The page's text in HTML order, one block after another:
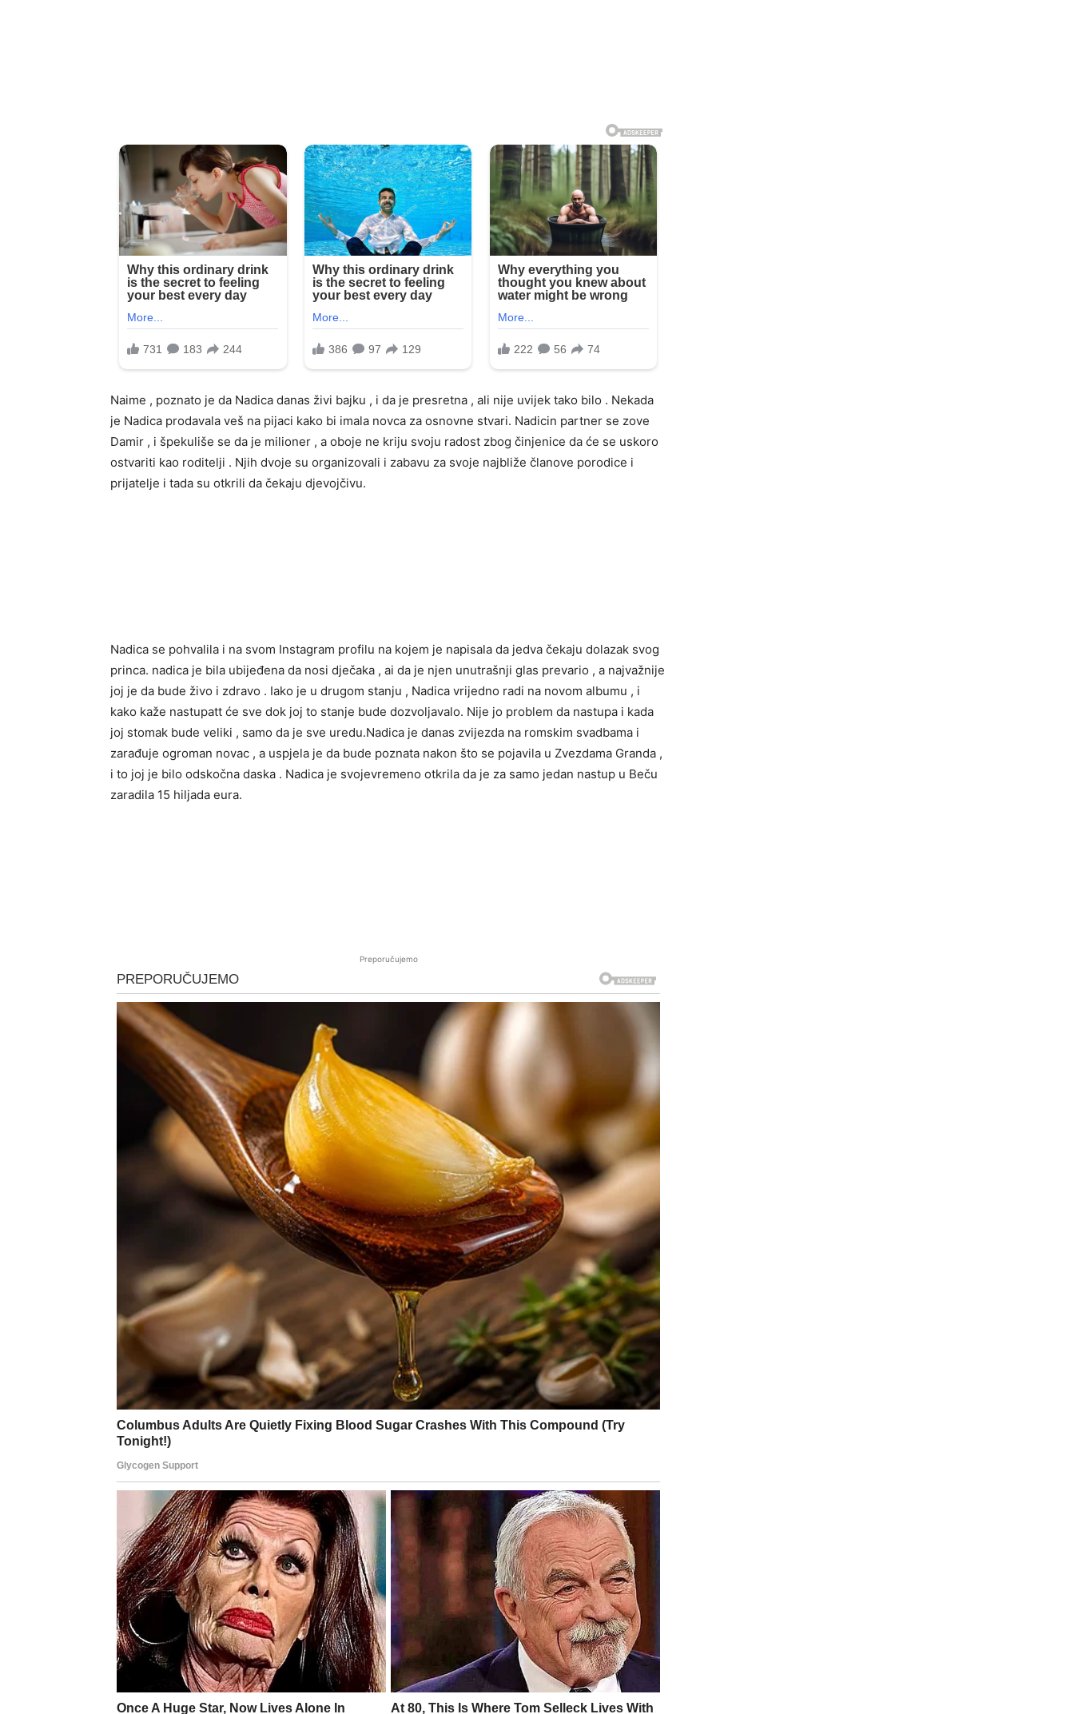
Naime , poznato je da Nadica danas živi bajku , i da je presretna , ali nije uvijek tako bilo . Nekada
je Nadica prodavala veš na pijaci kako bi imala novca za osnovne stvari. Nadicin partner se zove
Damir , i špekuliše se da je milioner , a oboje ne kriju svoju radost zbog činjenice da će se uskoro
ostvariti kao roditelji . Njih dvoje su organizovali i zabavu za svoje najbliže članove porodice i
prijatelje i tada su otkrili da čekaju djevojčivu.
Nadica se pohvalila i na svom Instagram profilu na kojem je napisala da jedva čekaju dolazak svog
princa. nadica je bila ubijeđena da nosi dječaka , ai da je njen unutrašnji glas prevario , a najvažnije
joj je da bude živo i zdravo . Iako je u drugom stanju , Nadica vrijedno radi na novom albumu , i
kako kaže nastupatt će sve dok joj to stanje bude dozvoljavalo. Nije jo problem da nastupa i kada
joj stomak bude veliki , samo da je sve uredu.Nadica je danas zvijezda na romskim svadbama i
zarađuje ogroman novac , a uspjela je da bude poznata nakon što se pojavila u Zvezdama Granda ,
i to joj je bilo odskočna daska . Nadica je svojevremeno otkrila da je za samo jedan nastup u Beču
zaradila 15 hiljada eura.
Preporučujemo